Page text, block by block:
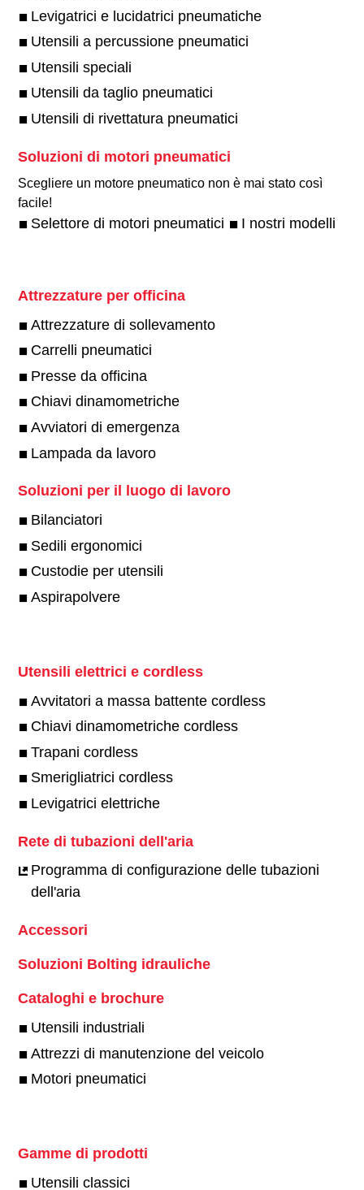
Levigatrici e lucidatrici pneumatiche
Utensili a percussione pneumatici
Utensili speciali
Utensili da taglio pneumatici
Utensili di rivettatura pneumatici
Soluzioni di motori pneumatici
Scegliere un motore pneumatico non è mai stato così
facile!​
Selettore di motori pneumatici I nostri modelli
Attrezzature per officina
Attrezzature di sollevamento
Carrelli pneumatici
Presse da officina
Chiavi dinamometriche
Avviatori di emergenza
Lampada da lavoro
Soluzioni per il luogo di lavoro
Bilanciatori
Sedili ergonomici
Custodie per utensili
Aspirapolvere
Utensili elettrici e cordless
Avvitatori a massa battente cordless
Chiavi dinamometriche cordless
Trapani cordless
Smerigliatrici cordless
Levigatrici elettriche
Rete di tubazioni dell'aria
Programma di configurazione delle tubazioni
dell'aria
Accessori
Soluzioni Bolting idrauliche
Cataloghi e brochure
Utensili industriali
Attrezzi di manutenzione del veicolo
Motori pneumatici
Gamme di prodotti
Utensili classici